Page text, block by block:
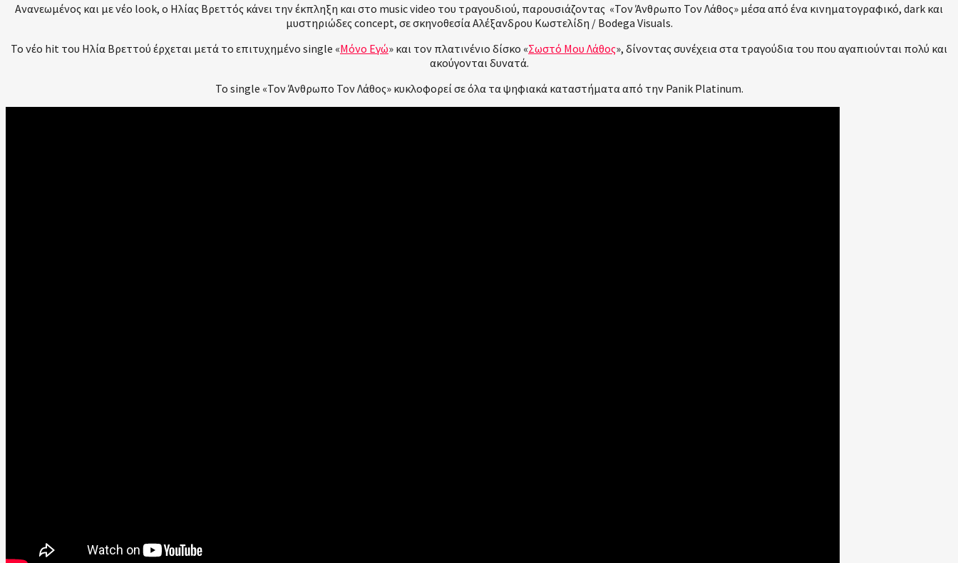
Ανανεωμένος και με νέο look, ο Ηλίας Βρεττός κάνει την έκπληξη και στο music video του τραγουδιού, παρουσιάζοντας «Τον Άνθρωπο Τον Λάθος» μέσα από ένα κινηματογραφικό, dark και
μυστηριώδες concept, σε σκηνοθεσία Αλέξανδρου Κωστελίδη / Bodega Visuals.
Το νέο hit του Ηλία Βρεττού έρχεται μετά το επιτυχημένο single «Μόνο Εγώ» και τον πλατινένιο δίσκο «Σωστό Μου Λάθος», δίνοντας συνέχεια στα τραγούδια του που αγαπιούνται πολύ και
ακούγονται δυνατά.
Το single «Τον Άνθρωπο Τον Λάθος» κυκλοφορεί σε όλα τα ψηφιακά καταστήματα από την Panik Platinum.